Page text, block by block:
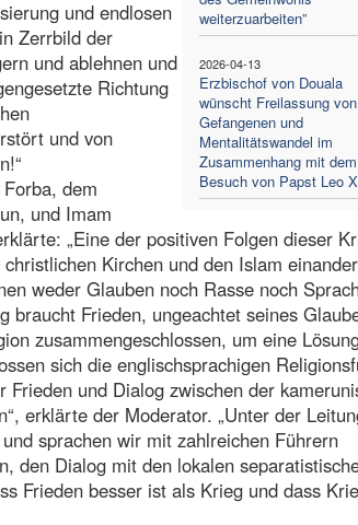
weiterzuarbeiten”
2026-04-13
Erzbischof von Douala
wünscht Freilassung von
Gefangenen und
Mentalitätswandel im
Zusammenhang mit dem
Besuch von Papst Leo
und endlosen
Zerrbild der
und ablehnen und
Richtung
und von
dem
und Imam
„Eine der positiven Folgen dieser
Kirchen und den Islam
weder Glauben noch Rasse noch
Frieden, ungeachtet seines
zusammengeschlossen, um eine
sich die englischsprachigen
und Dialog zwischen der
erklärte der Moderator. „Unter der
sprachen wir mit zahlreichen Führern
den Dialog mit den lokalen
Frieden besser ist als Krieg und dass